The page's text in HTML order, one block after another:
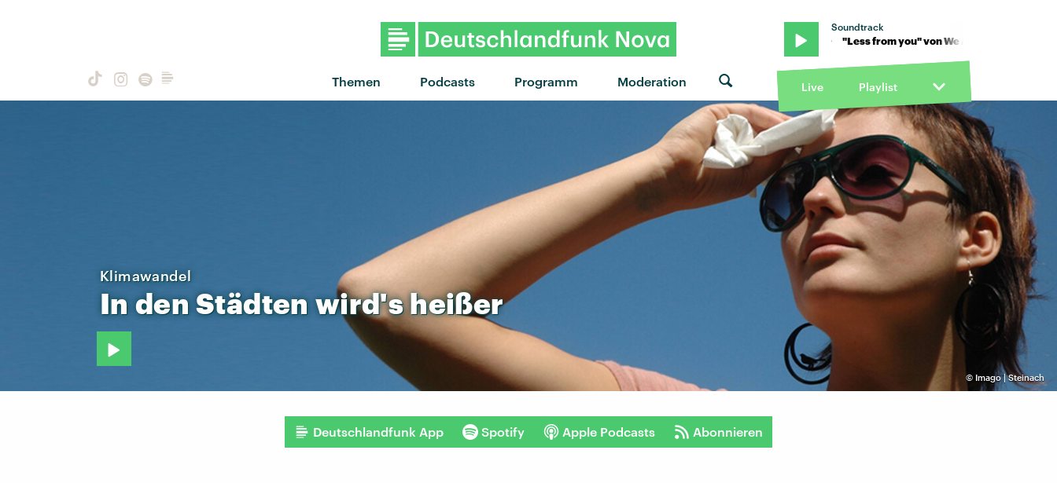
Themen Podcasts Programm Moderation
Soundtrack
"Less from you" von We Are Scientists · "Less from you" von We Are Scientists · "Less from
Live Playlist
© Imago | Steinach
Klimawandel
IndenStädtenwird'sheißer
Deutschlandfunk App Spotify Apple Podcasts Abonnieren